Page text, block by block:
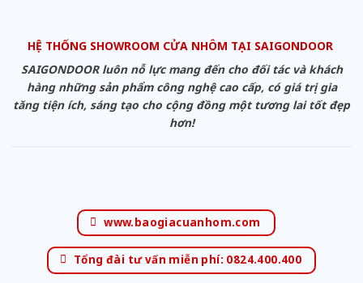
HỆ THỐNG SHOWROOM CỬA NHÔM TẠI SAIGONDOOR
SAIGONDOOR luôn nỗ lực mang đến cho đối tác và khách
hàng những sản phẩm công nghệ cao cấp, có giá trị gia
tăng tiện ích, sáng tạo cho cộng đồng một tương lai tốt đẹp
hơn!
www.baogiacuanhom.com
Tổng đài tư vấn miễn phí: 0824.400.400